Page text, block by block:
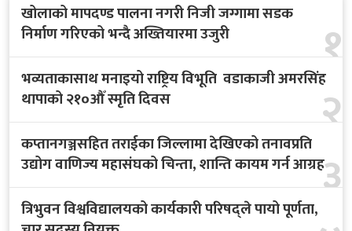
१
खोलाको मापदण्ड पालना नगरी निजी जग्गामा सडक
निर्माण गरिएको भन्दै अख्तियारमा उजुरी
२
भव्यताकासाथ मनाइयो राष्ट्रिय विभूति वडाकाजी अमरसिंह
थापाको २१०औँ स्मृति दिवस
३
कप्तानगञ्जसहित तराईका जिल्लामा देखिएको तनावप्रति
उद्योग वाणिज्य महासंघको चिन्ता, शान्ति कायम गर्न आग्रह
त्रिभुवन विश्वविद्यालयको कार्यकारी परिषद्ले पायो पूर्णता,